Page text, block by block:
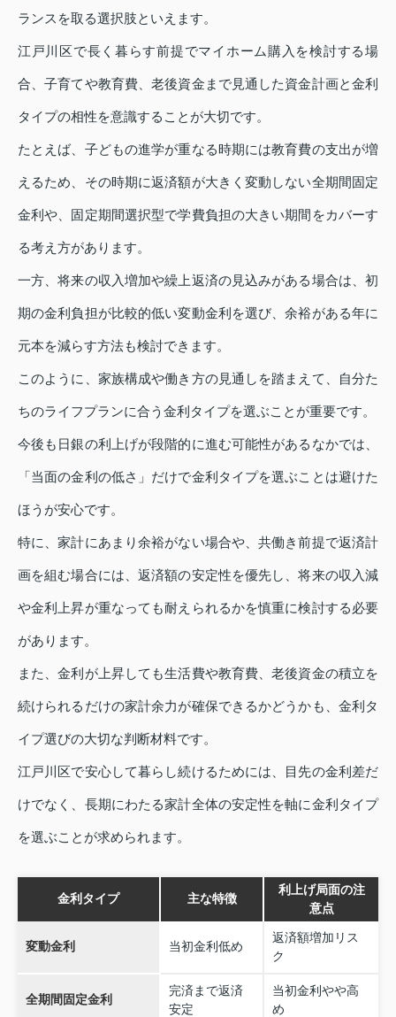
ランスを取る選択肢といえます。
江戸川区で長く暮らす前提でマイホーム購入を検討する場
合、子育てや教育費、老後資金まで見通した資金計画と金利
タイプの相性を意識することが大切です。
たとえば、子どもの進学が重なる時期には教育費の支出が増
えるため、その時期に返済額が大きく変動しない全期間固定
金利や、固定期間選択型で学費負担の大きい期間をカバーす
る考え方があります。
一方、将来の収入増加や繰上返済の見込みがある場合は、初
期の金利負担が比較的低い変動金利を選び、余裕がある年に
元本を減らす方法も検討できます。
このように、家族構成や働き方の見通しを踏まえて、自分た
ちのライフプランに合う金利タイプを選ぶことが重要です。
今後も日銀の利上げが段階的に進む可能性があるなかでは、
「当面の金利の低さ」だけで金利タイプを選ぶことは避けた
ほうが安心です。
特に、家計にあまり余裕がない場合や、共働き前提で返済計
画を組む場合には、返済額の安定性を優先し、将来の収入減
や金利上昇が重なっても耐えられるかを慎重に検討する必要
があります。
また、金利が上昇しても生活費や教育費、老後資金の積立を
続けられるだけの家計余力が確保できるかどうかも、金利タ
イプ選びの大切な判断材料です。
江戸川区で安心して暮らし続けるためには、目先の金利差だ
けでなく、長期にわたる家計全体の安定性を軸に金利タイプ
を選ぶことが求められます。
金利タイプ 主な特徴
利上げ局面の注
意点
変動金利 当初金利低め
返済額増加リス
ク
全期間固定金利
完済まで返済
安定
当初金利やや高
め